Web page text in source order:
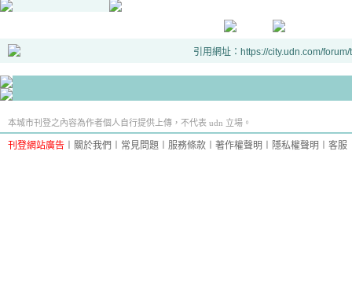
引用網址：https://city.udn.com/
本城市刊登之內容為作者個人自行提供上傳，不代表 udn 立場。
刊登網站廣告 關於我們 常見問題 服務條款 著作權聲明 隱私權聲明 客服